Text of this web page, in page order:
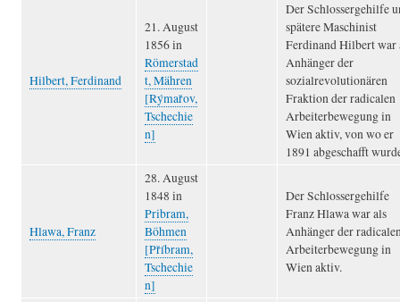
Hilbert, Ferdinand
21. August
1856 in
Römerstad
t, Mähren
[Rýmařov,
Tschechie
n]
Der Schlossergehilfe
spätere Maschinist
Ferdinand Hilbert war
Anhänger der
sozialrevolutionären
Fraktion der radicalen
Arbeiterbewegung in
Wien aktiv, von wo er
1891 abgeschafft
Hlawa, Franz
28. August
1848 in
Pribram,
Böhmen
[Příbram,
Tschechie
n]
Der Schlossergehilfe
Franz Hlawa war als
Anhänger der
Arbeiterbewegung in
Wien aktiv.